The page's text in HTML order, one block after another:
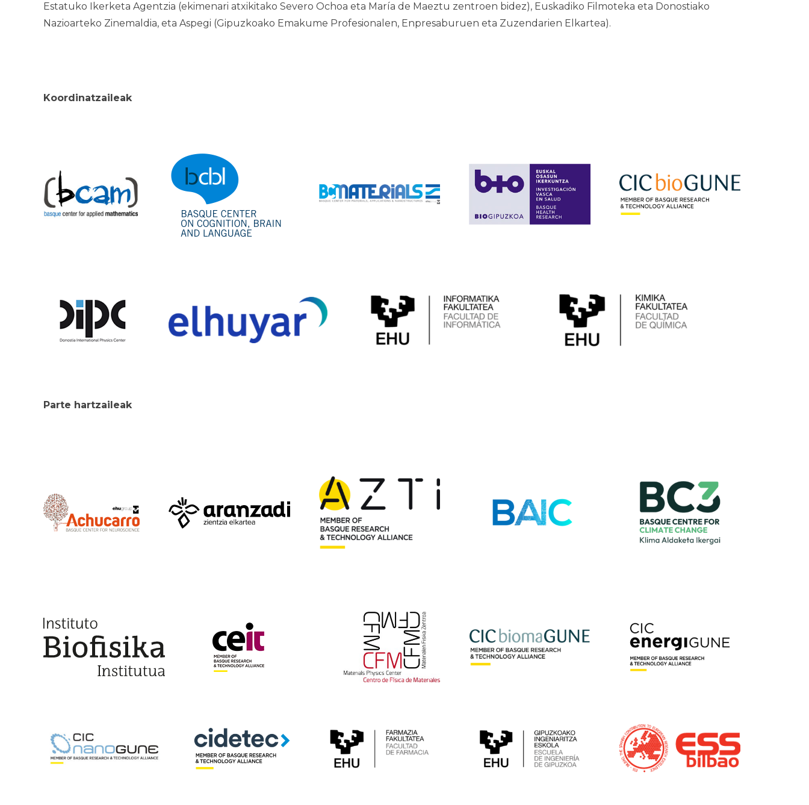
Estatuko Ikerketa Agentzia (ekimenari atxikitako Severo Ochoa eta María de Maeztu zentroen bidez), Euskadiko Filmoteka eta Donostiako
Nazioarteko Zinemaldia, eta Aspegi (Gipuzkoako Emakume Profesionalen, Enpresaburuen eta Zuzendarien Elkartea).
Koordinatzaileak
Parte hartzaileak